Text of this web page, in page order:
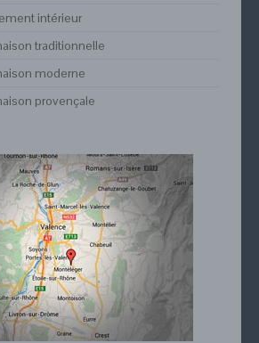
intérieur
traditionnelle
moderne
provençale